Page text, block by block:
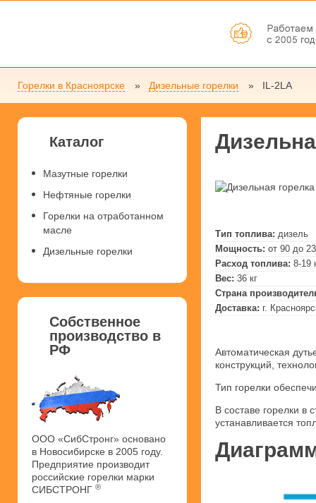
Горелки в Красноярске Дизельные горелки IL-2LA
Тип топлива: дизель
Мощность: от 90 до
Расход топлива: 8-19
Вес: 36 кг
Страна
Доставка: г.
Автоматическая
конструкций,
Тип горелки
В составе горелки в
устанавливается
Каталог
Мазутные горелки
Нефтяные горелки
Горелки на отработанном
масле
Дизельные горелки
Собственное
производство в
РФ
ООО «СибСтронг» основано
в Новосибирске в 2005 году.
Предприятие производит
российские горелки марки
СИБСТРОНГ ®